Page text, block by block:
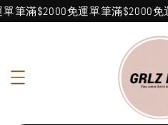
筆滿$2000免運單筆滿$2000免運